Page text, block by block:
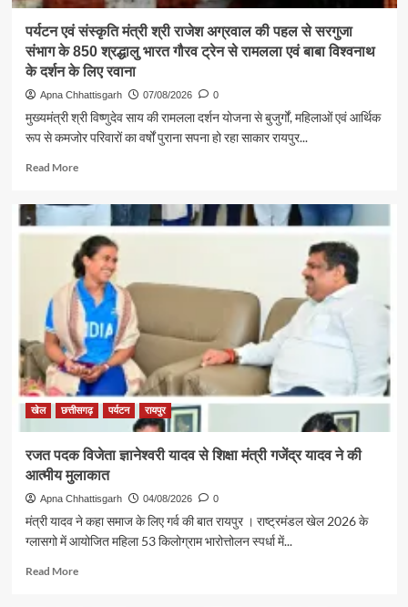
पर्यटन एवं संस्कृति मंत्री श्री राजेश अग्रवाल की पहल से सरगुजा
संभाग के 850 श्रद्धालु भारत गौरव ट्रेन से रामलला एवं बाबा विश्वनाथ
के दर्शन के लिए रवाना
Apna Chhattisgarh 07/08/2026 0
मुख्यमंत्री श्री विष्णुदेव साय की रामलला दर्शन योजना से बुजुर्गों, महिलाओं एवं आर्थिक
रूप से कमजोर परिवारों का वर्षों पुराना सपना हो रहा साकार रायपुर...
Read MoreRead
पर्यटन
एवं
संस्कृति
मंत्री
श्री
राजेश
अग्रवाल
की
पहल
से
सरगुजा
संभाग
श्रद्धालु
भारत
गौरव
ट्रेन
से
रामलला
खेल छत्तीसगढ़ पर्यटन रायपुर
रजत पदक विजेता ज्ञानेश्वरी यादव से शिक्षा मंत्री गजेंद्र यादव ने की
आत्मीय मुलाकात
Apna Chhattisgarh 04/08/2026 0
मंत्री यादव ने कहा समाज के लिए गर्व की बात रायपुर । राष्ट्रमंडल खेल 2026 के
ग्लासगो में आयोजित महिला 53 किलोग्राम भारोत्तोलन स्पर्धा में...
Read MoreRead